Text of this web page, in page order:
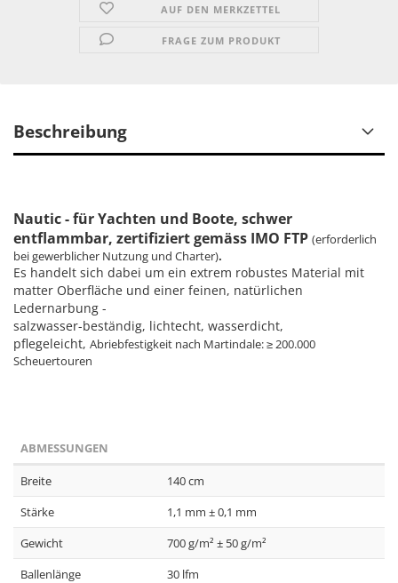
AUF DEN MERKZETTEL
FRAGE ZUM PRODUKT
Beschreibung
Nautic - für Yachten und Boote, schwer
entflammbar, zertifiziert gemäss IMO FTP (erforderlich
bei gewerblicher Nutzung und Charter).
Es handelt sich dabei um ein extrem robustes Material mit
matter Oberfläche und einer feinen, natürlichen
Ledernarbung -
salzwasser-beständig, lichtecht, wasserdicht,
pflegeleicht, Abriebfestigkeit nach Martindale: ≥ 200.000
Scheuertouren
ABMESSUNGEN
Breite
140 cm
Stärke
1,1 mm ± 0,1 mm
Gewicht
700 g/m² ± 50 g/m²
Ballenlänge
30 lfm